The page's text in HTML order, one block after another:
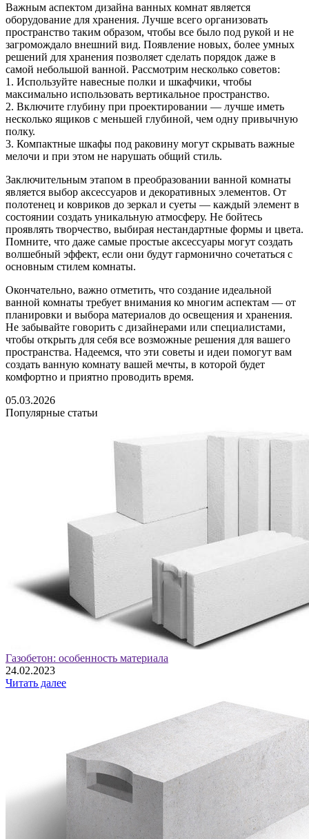
Важным аспектом дизайна ванных комнат является
оборудование для хранения. Лучше всего организовать
пространство таким образом, чтобы все было под рукой и не
загромождало внешний вид. Появление новых, более умных
решений для хранения позволяет сделать порядок даже в
самой небольшой ванной. Рассмотрим несколько советов:
1. Используйте навесные полки и шкафчики, чтобы
максимально использовать вертикальное пространство.
2. Включите глубину при проектировании — лучше иметь
несколько ящиков с меньшей глубиной, чем одну привычную
полку.
3. Компактные шкафы под раковину могут скрывать важные
мелочи и при этом не нарушать общий стиль.
Заключительным этапом в преобразовании ванной комнаты
является выбор аксессуаров и декоративных элементов. От
полотенец и ковриков до зеркал и суеты — каждый элемент в
состоянии создать уникальную атмосферу. Не бойтесь
проявлять творчество, выбирая нестандартные формы и цвета.
Помните, что даже самые простые аксессуары могут создать
волшебный эффект, если они будут гармонично сочетаться с
основным стилем комнаты.
Окончательно, важно отметить, что создание идеальной
ванной комнаты требует внимания ко многим аспектам — от
планировки и выбора материалов до освещения и хранения.
Не забывайте говорить с дизайнерами или специалистами,
чтобы открыть для себя все возможные решения для вашего
пространства. Надеемся, что эти советы и идеи помогут вам
создать ванную комнату вашей мечты, в которой будет
комфортно и приятно проводить время.
05.03.2026
Популярные статьи
Газобетон: особенность материала
24.02.2023
Читать далее